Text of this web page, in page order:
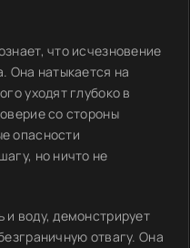
что исчезновение
Она натыкается на
уходят глубоко в
со стороны
опасности
но ничто не
воду, демонстрирует
отвагу. Она